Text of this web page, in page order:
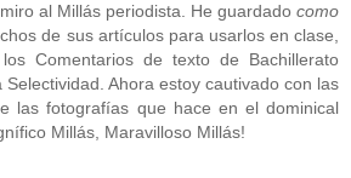
al Millás periodista. He guardado como
de sus artículos para usarlos en clase,
Comentarios de texto de Bachillerato
Selectividad. Ahora estoy cautivado con las
las fotografías que hace en el dominical
Millás, Maravilloso Millás!